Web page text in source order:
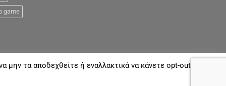
game
τα αποδεχθείτε ή εναλλακτικά να κάνετε opt-out όποτε